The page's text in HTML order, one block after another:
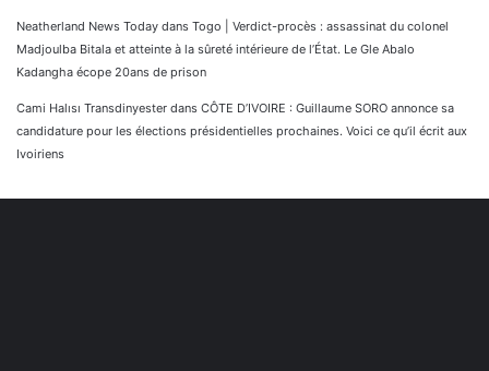
Neatherland News Today dans Togo | Verdict-procès : assassinat du colonel
Madjoulba Bitala et atteinte à la sûreté intérieure de l’État. Le Gle Abalo
Kadangha écope 20ans de prison
Cami Halısı Transdinyester dans CÔTE D’IVOIRE : Guillaume SORO annonce sa
candidature pour les élections présidentielles prochaines. Voici ce qu’il écrit aux
Ivoiriens